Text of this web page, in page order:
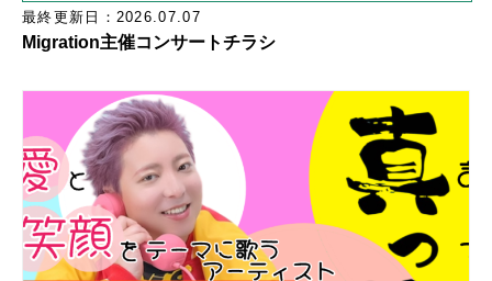
最終更新日：2026.07.07
Migration主催コンサートチラシ